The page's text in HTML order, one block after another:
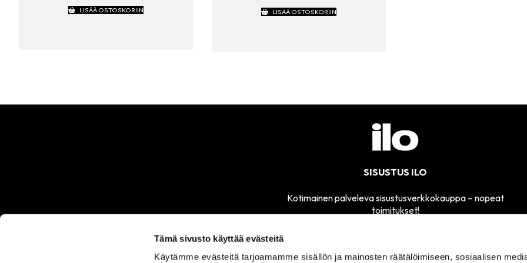
Tämä sivusto käyttää evästeitä
Käytämme evästeitä tarjoamamme sisällön ja mainosten räätälöimiseen, sosiaalisen
LISÄÄ OSTOSKORIIN LISÄÄ OSTOSKORIIN
SISUSTUS ILO
Kotimainen palveleva sisustusverkkokauppa – nopeat
toimitukset!